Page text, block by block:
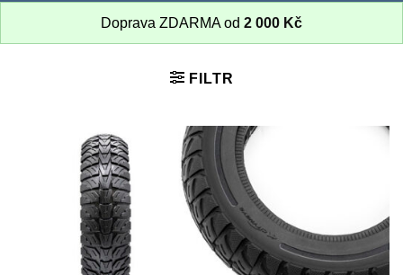
Doprava ZDARMA od 2 000 Kč
FILTR